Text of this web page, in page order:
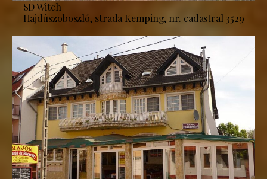
SD Witch
Hajdúszoboszló, strada Kemping, nr. cadastral 3529